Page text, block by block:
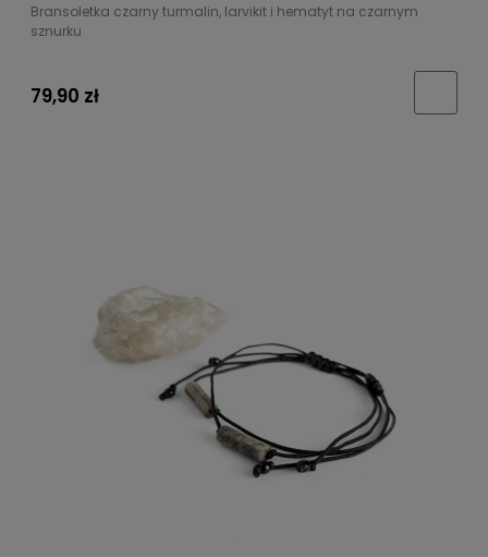
Bransoletka czarny turmalin, larvikit i hematyt na czarnym
sznurku
79,90 zł